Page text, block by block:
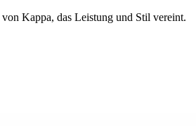
Kappa, das Leistung und Stil vereint.